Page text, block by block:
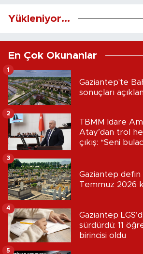
Yükleniyor...
En Çok Okunanlar
Gaziantep'te
sonuçları
1
TBMM İdare
Atay’dan trol
çıkış: “Seni
2
Gaziantep defin
Temmuz 2026
3
Gaziantep
sürdürdü: 11
birincisi oldu
4
5